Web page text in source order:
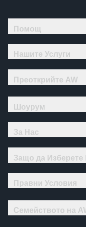
Помощ
Нашите Услуги
Преоткрийте AW
Шоурум
За Нас
Защо да Изберете
Правни Условия
Семейството на